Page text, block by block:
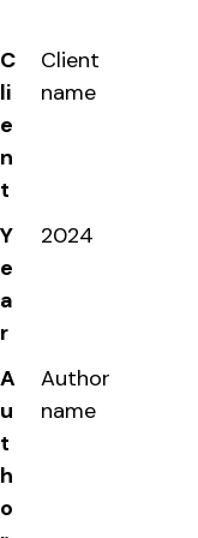
C
li
e
n
t
Client
name
Y
e
a
r
2024
A
u
t
h
o
Author
name